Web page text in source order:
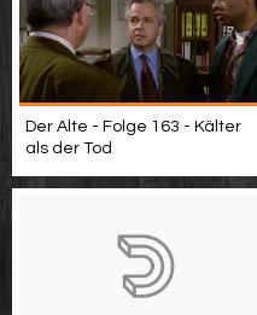
Der Alte - Folge 163 - Kälter
als der Tod